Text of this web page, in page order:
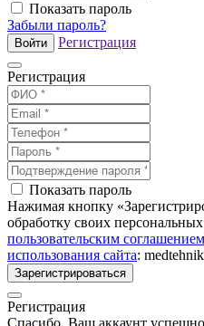
Показать пароль
Забыли пароль?
Войти Регистрация
Регистрация
Показать пароль
Нажимая кнопку
обработку своих
пользовательским соглашением
использования сайта:
Зарегистрироваться
Регистрация
Спасибо, Ваш аккаунт